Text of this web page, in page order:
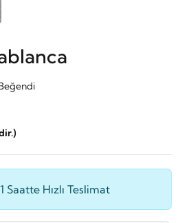
Saatte Hızlı Teslimat